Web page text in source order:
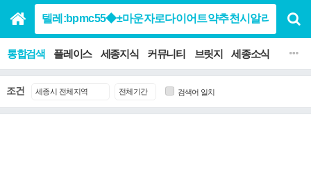
통합검색 플레이스 세종지식 커뮤니티 브릿지 세종소식 맛집
조건 검색어 일치